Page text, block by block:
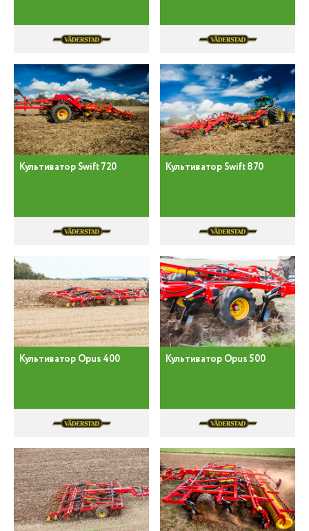
Культиватор Swift 720 Культиватор Swift 870
Культиватор Opus 400 Культиватор Opus 500